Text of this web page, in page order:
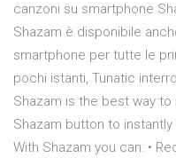
canzoni su smartphone
Shazam è disponibile
smartphone per tutte le
pochi istanti, Tunatic
Shazam is the best way
Shazam button to
With Shazam you can: •